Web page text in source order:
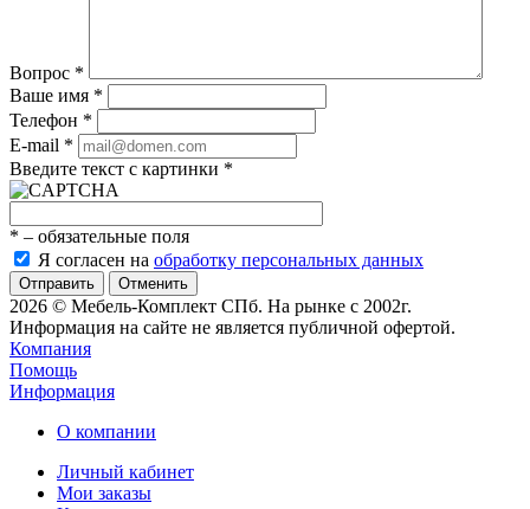
Вопрос *
Ваше имя *
Телефон *
E-mail *
Введите текст с картинки *
* – обязательные поля
Я согласен на обработку персональных данных
Отменить
2026 © Мебель-Комплект СПб. На рынке с 2002г.
Информация на сайте не является публичной офертой.
Компания
Помощь
Информация
О компании
Личный кабинет
Мои заказы